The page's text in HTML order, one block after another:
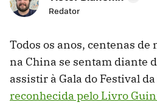
Redator
Todos os anos, centenas de
na China se sentam diante
assistir à Gala do Festival
reconhecida pelo Livro